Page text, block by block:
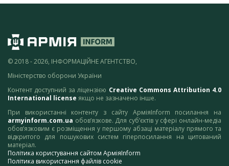
© 2018 - 2026, ІНФОРМАЦІЙНЕ АГЕНТСТВО,
Міністерство оборони України
Контент доступний за ліцензією Creative Commons Attribution 4.0
International license якщо не зазначено інше.
При використанні контенту з сайту АрміяInform посилання на
armyinform.com.ua обов’язкове. Для суб’єктів у сфері онлайн-медіа
обов’язковим є розміщення у першому абзаці матеріалу прямого та
відкритого для пошукових систем гіперпосилання на цитований
матеріал.
Політика користування сайтом АрміяInform
Політика використання файлів cookie